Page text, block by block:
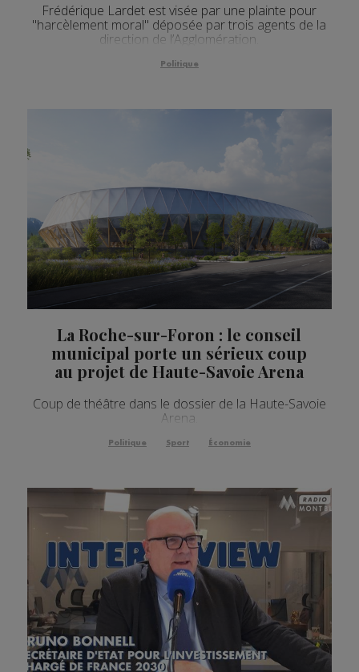
Frédérique Lardet est visée par une plainte pour
"harcèlement moral" déposée par trois agents de la
direction de l’Agglomération.
Politique
La Roche-sur-Foron : le conseil
municipal porte un sérieux coup
au projet de Haute-Savoie Arena
Coup de théâtre dans le dossier de la Haute-Savoie
Arena.
Politique Sport Économie